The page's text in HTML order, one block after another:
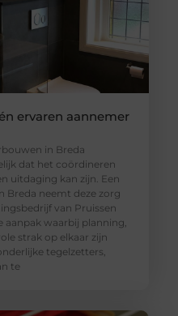
ervaren aannemer
in Breda
dat het coördineren
uitdaging kan zijn. Een
Breda neemt deze zorg
van Pruissen
waarbij planning,
strak op elkaar zijn
tegelzetters,
te